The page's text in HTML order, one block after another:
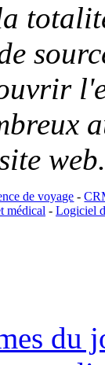
de voyage -
médical- Logiciel
du